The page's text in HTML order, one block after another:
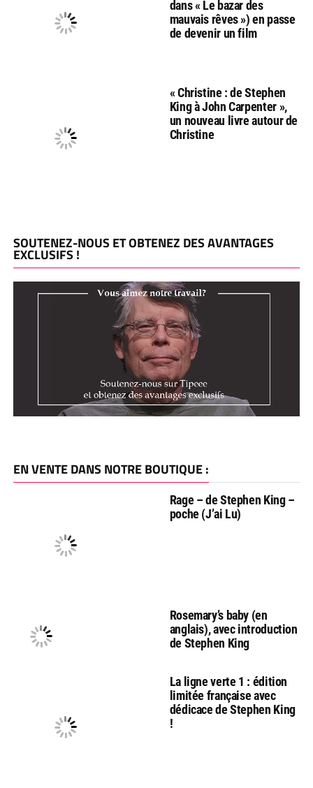
dans « Le bazar des
mauvais rêves ») en passe
de devenir un film
« Christine : de Stephen
King à John Carpenter »,
un nouveau livre autour de
Christine
SOUTENEZ-NOUS ET OBTENEZ DES AVANTAGES
EXCLUSIFS !
EN VENTE DANS NOTRE BOUTIQUE :
Rage – de Stephen King –
poche (J’ai Lu)
Rosemary’s baby (en
anglais), avec introduction
de Stephen King
La ligne verte 1 : édition
limitée française avec
dédicace de Stephen King
!